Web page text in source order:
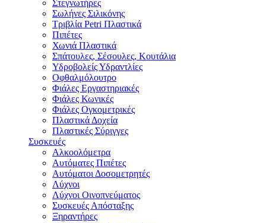
Στεγνωτήρες
Σωλήνες Σιλικόνης
Τριβλία Petri Πλαστικά
Πιπέτες
Χωνιά Πλαστικά
Σπάτουλες, Σέσουλες, Κουτάλια
Υδροβολείς Υδραντλίες
Οφθαλμόλουτρο
Φιάλες Εργαστηριακές
Φιάλες Κωνικές
Φιάλες Ογκομετρικές
Πλαστικά Δοχεία
Πλαστικές Σύριγγες
Συσκευές
Αλκοολόμετρα
Αυτόματες Πιπέτες
Αυτόματοι Δοσομετρητές
Λύχνοι
Λύχνοι Οινοπνεύματος
Συσκευές Απόσταξης
Ξηραντήρες